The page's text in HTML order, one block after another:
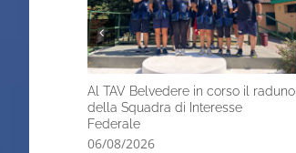
Al TAV Belvedere in corso il raduno
della Squadra di Interesse
Federale
06/08/2026